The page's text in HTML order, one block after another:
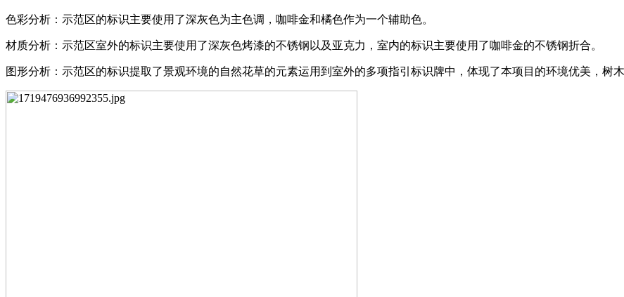
⾊彩分析：示范区的标识主要使用了深灰色为主色调，咖啡金和橘色作为一个辅助色。
材质分析：示范区室外的标识主要使用了深灰色烤漆的不锈钢以及亚克力，室内的标识主要使用了咖啡金的不锈钢折合。
图形分析：示范区的标识提取了景观环境的自然花草的元素运用到室外的多项指引标识牌中，体现了本项目的环境优美，树